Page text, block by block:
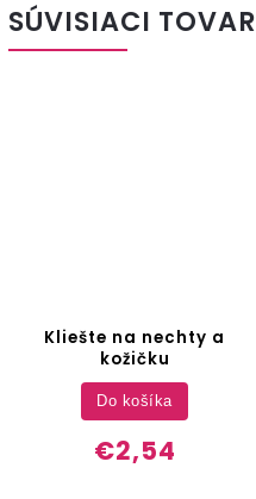
SÚVISIACI TOVAR
Kliešte na nechty a
kožičku
€2,54
Do košíka